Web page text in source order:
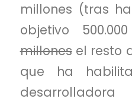
millones (tras
objetivo
millonesel resto
que ha